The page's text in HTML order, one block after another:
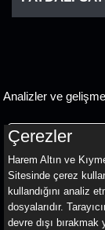
Analizler ve
YASAL UYARI
Çerezler
Harem Altın ve
Sitesinde çerez
kullandığını analiz
dosyalarıdır.
devre dışı